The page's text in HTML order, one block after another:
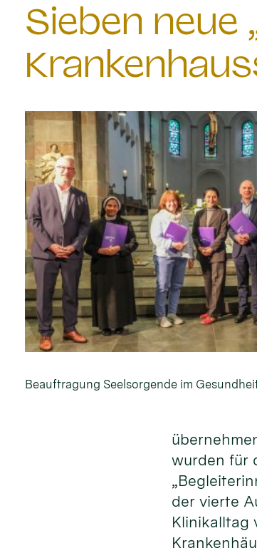
Sieben neue
Beauftragung Seelsorgende im
wurden für
der vierte
Klinikalltag